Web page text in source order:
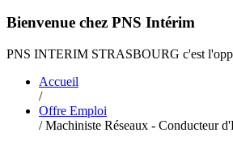
Bienvenue chez PNS Intérim
PNS INTERIM STRASBOURG c'est
Accueil
/
Offre Emploi
/ Machiniste Réseaux - Conducteur